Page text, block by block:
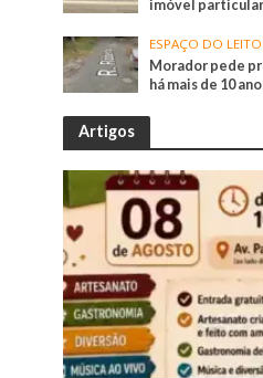
imóvel particular
ESPAÇO DO
Morador pede
há mais de 10
Artigos